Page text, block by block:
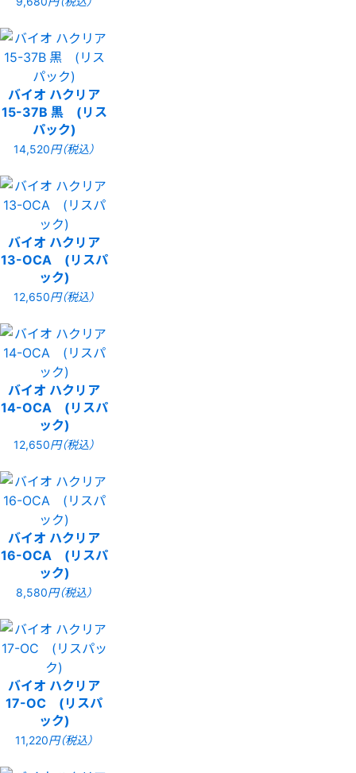
バイオ ハクリア
15-37B 黒 (リス
パック)
14,520円（税込）
バイオ ハクリア
13-OCA (リスパ
ック)
12,650円（税込）
バイオ ハクリア
14-OCA (リスパ
ック)
12,650円（税込）
バイオ ハクリア
16-OCA (リスパ
ック)
8,580円（税込）
バイオ ハクリア
17-OC (リスパ
ック)
11,220円（税込）